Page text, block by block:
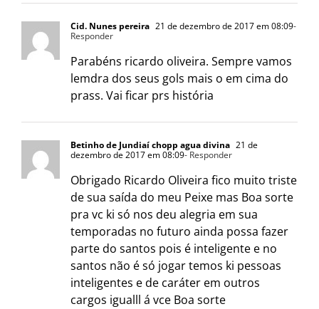
Cid. Nunes pereira 21 de dezembro de 2017 em 08:09-
Responder
Parabéns ricardo oliveira. Sempre vamos
lemdra dos seus gols mais o em cima do
prass. Vai ficar prs história
Betinho de Jundiaí chopp agua divina 21 de
dezembro de 2017 em 08:09- Responder
Obrigado Ricardo Oliveira fico muito triste
de sua saída do meu Peixe mas Boa sorte
pra vc ki só nos deu alegria em sua
temporadas no futuro ainda possa fazer
parte do santos pois é inteligente e no
santos não é só jogar temos ki pessoas
inteligentes e de caráter em outros
cargos igualll á vce Boa sorte